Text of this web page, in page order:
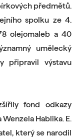
předmětů.
spolku ze 4.
olejomaleb a 40
umělecký
připravil výstavu
fond odkazy
Hablika. E.
který se narodil